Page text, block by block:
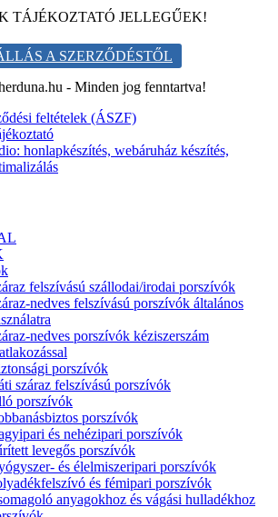
TÁJÉKOZTATÓ JELLEGŰEK!
A SZERZŐDÉSTŐL
- Minden jog fenntartva!
feltételek (ÁSZF)
felszívású szállodai/irodai porszívók
nedves felszívású porszívók általános
nedves porszívók kéziszerszám
porszívók
száraz felszívású porszívók
porszívók
porszívók
és nehézipari porszívók
levegős porszívók
és élelmiszeripari porszívók
és fémipari porszívók
anyagokhoz és vágási hulladékhoz